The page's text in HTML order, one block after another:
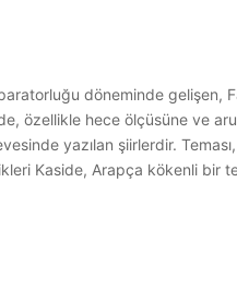
döneminde
özellikle hece ölçüsüne ve
yazılan şiirlerdir.
Kaside, Arapça kökenli